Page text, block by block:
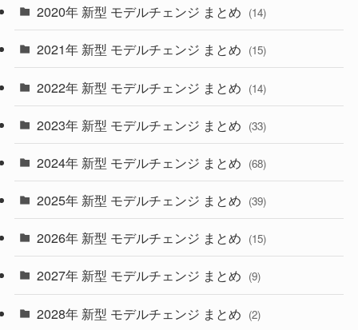
(10)
(9)
(22)
(4)
(9)
(4)
(1)
2020年 新型 モデルチェンジ まとめ (14)
2021年 新型 モデルチェンジ まとめ (15)
2022年 新型 モデルチェンジ まとめ (14)
2023年 新型 モデルチェンジ まとめ (33)
2024年 新型 モデルチェンジ まとめ (68)
2025年 新型 モデルチェンジ まとめ (39)
2026年 新型 モデルチェンジ まとめ (15)
2027年 新型 モデルチェンジ まとめ (9)
2028年 新型 モデルチェンジ まとめ (2)